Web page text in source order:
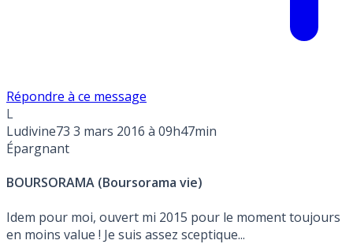
Répondre à ce message
L
Ludivine73 3 mars 2016 à 09h47min
Épargnant
BOURSORAMA (Boursorama vie)
Idem pour moi, ouvert mi 2015 pour le moment toujours
en moins value ! Je suis assez sceptique...